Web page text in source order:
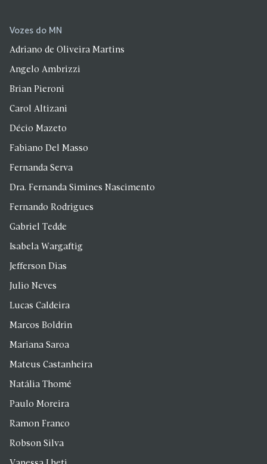
Vozes do MN
Adriano de Oliveira Martins
Angelo Ambrizzi
Brian Pieroni
Carol Altizani
Décio Mazeto
Fabiano Del Masso
Fernanda Serva
Dra. Fernanda Simines Nascimento
Fernando Rodrigues
Gabriel Tedde
Isabela Wargaftig
Jefferson Dias
Julio Neves
Lucas Caldeira
Marcos Boldrin
Mariana Saroa
Mateus Castanheira
Natália Thomé
Paulo Moreira
Ramon Franco
Robson Silva